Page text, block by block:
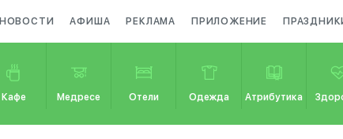
НОВОСТИ АФИША РЕКЛАМА ПРИЛОЖЕНИЕ
Кафе Медресе Отели Одежда Атрибутика